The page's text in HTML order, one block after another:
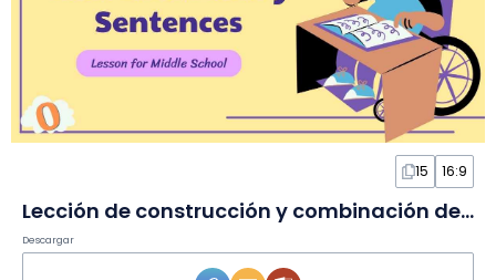
15 16:9
Lección de construcción y combinación de oraciones en Diapositivas
Descargar